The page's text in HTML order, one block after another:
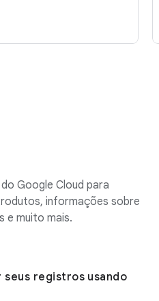
do Google Cloud para
informações sobre
e muito mais.
seus registros usando